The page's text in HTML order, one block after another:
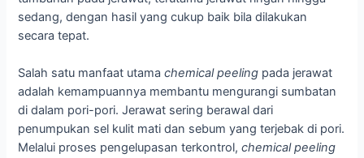
sedang, dengan hasil yang cukup baik bila dilakukan
secara tepat.
Salah satu manfaat utamachemical peeling pada jerawat
adalah kemampuannya membantu mengurangi sumbatan
di dalam pori-pori. Jerawat sering berawal dari
penumpukan sel kulit mati dan sebum yang terjebak di pori.
Melalui proses pengelupasan terkontrol,chemical peeling